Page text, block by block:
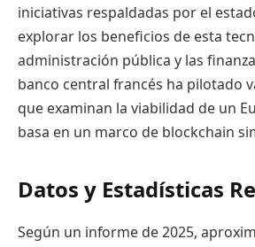
iniciativas respaldadas por el
explorar los beneficios de esta
administración pública y las
banco central francés ha pilotado
que examinan la viabilidad de un
basa en un marco de blockchain
Datos y Estadísticas
Según un informe de 2025,